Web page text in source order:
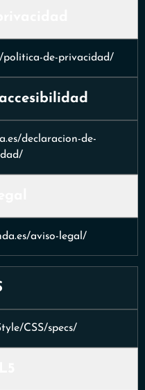
/politica-de-privacidad/
/declaracion-de-
/aviso-legal/
CSS/specs/